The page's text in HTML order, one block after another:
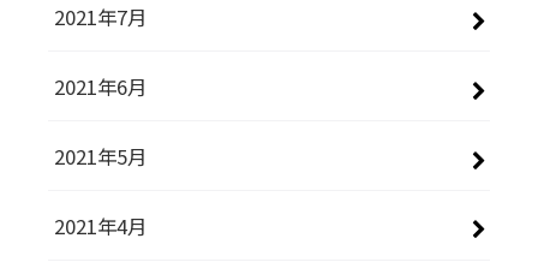
2021年7月
2021年6月
2021年5月
2021年4月